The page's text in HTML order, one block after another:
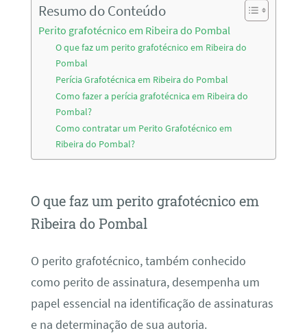
Resumo do Conteúdo
Perito grafotécnico em Ribeira do Pombal
O que faz um perito grafotécnico em Ribeira do
Pombal
Perícia Grafotécnica em Ribeira do Pombal
Como fazer a perícia grafotécnica em Ribeira do
Pombal?
Como contratar um Perito Grafotécnico em
Ribeira do Pombal?
O que faz um perito grafotécnico em
Ribeira do Pombal
O perito grafotécnico, também conhecido
como perito de assinatura, desempenha um
papel essencial na identificação de assinaturas
e na determinação de sua autoria.